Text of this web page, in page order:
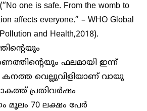
one is safe. From the womb to
affects everyone.” – WHO Global
and Health,2018).
ഫലമായി ഇന്ന്
കനത്ത വെല്ലുവിളിയാണ് വായു
പ്രതിവർഷം
മൂലം 70 ലക്ഷം പേർ